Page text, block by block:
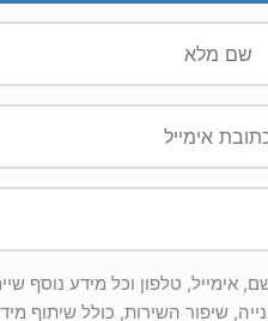
אימייל, טלפון וכל מידע נוסף
שיפור השירות, כולל שיתוף